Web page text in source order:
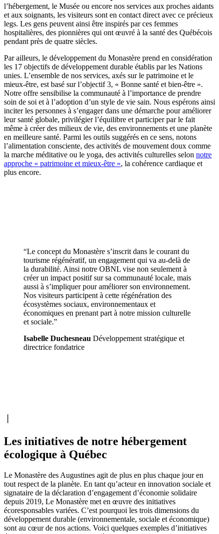
l’hébergement, le Musée ou encore nos services aux proches aidants
et aux soignants, les visiteurs sont en contact direct avec ce précieux
legs. Les gens peuvent ainsi être inspirés par ces femmes
hospitalières, des pionnières qui ont œuvré à la santé des Québécois
pendant près de quatre siècles.
Par ailleurs, le développement du Monastère prend en considération
les 17 objectifs de développement durable établis par les Nations
unies. L’ensemble de nos services, axés sur le patrimoine et le
mieux-être, est basé sur l’objectif 3, « Bonne santé et bien-être ».
Notre offre sensibilise la communauté à l’importance de prendre
soin de soi et à l’adoption d’un style de vie sain. Nous espérons ainsi
inciter les personnes à s’engager dans une démarche pour améliorer
leur santé globale, privilégier l’équilibre et participer par le fait
même à créer des milieux de vie, des environnements et une planète
en meilleure santé. Parmi les outils suggérés en ce sens, notons
l’alimentation consciente, des activités de mouvement doux comme
la marche méditative ou le yoga, des activités culturelles selon notre
approche « patrimoine et mieux-être », la cohérence cardiaque et
plus encore.
“Le concept du Monastère s’inscrit dans le courant du
tourisme régénératif, un engagement qui va au-delà de
la durabilité. Ainsi notre OBNL vise non seulement à
créer un impact positif sur sa communauté locale, mais
aussi à s’impliquer pour améliorer son environnement.
Nos visiteurs participent à cette régénération des
écosystèmes sociaux, environnementaux et
économiques en prenant part à notre mission culturelle
et sociale.”
Isabelle Duchesneau Développement stratégique et
directrice fondatrice
Les initiatives de notre hébergement
écologique à Québec
Le Monastère des Augustines agit de plus en plus chaque jour en
tout respect de la planète. En tant qu’acteur en innovation sociale et
signataire de la déclaration d’engagement d’économie solidaire
depuis 2019, Le Monastère met en œuvre des initiatives
écoresponsables variées. C’est pourquoi les trois dimensions du
développement durable (environnementale, sociale et économique)
sont au cœur de nos actions. Voici quelques exemples d’initiatives